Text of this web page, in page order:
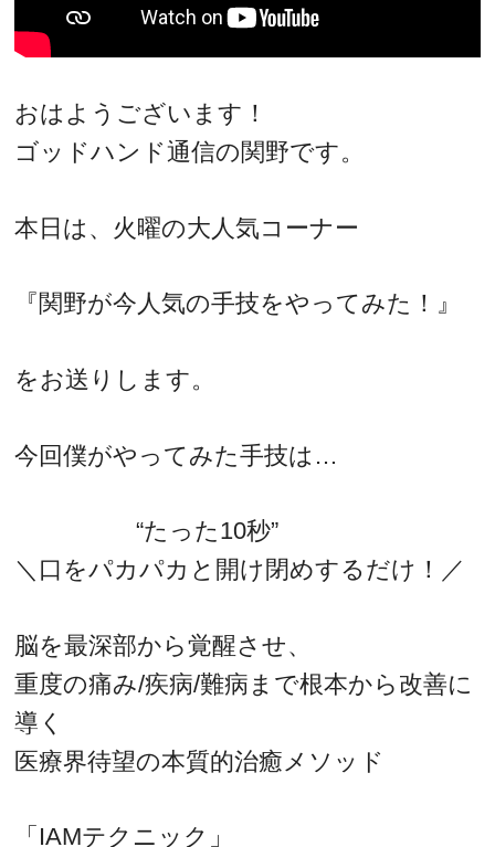
おはようございます！
ゴッドハンド通信の関野です。
本日は、火曜の大人気コーナー
『関野が今人気の手技をやってみた！』
をお送りします。
今回僕がやってみた手技は…
“たった10秒”
＼口をパカパカと開け閉めするだけ！／
脳を最深部から覚醒させ、
重度の痛み/疾病/難病まで根本から改善に
導く
医療界待望の本質的治癒メソッド
「IAMテクニック」